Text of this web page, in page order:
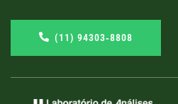
(11) 94303‑8808